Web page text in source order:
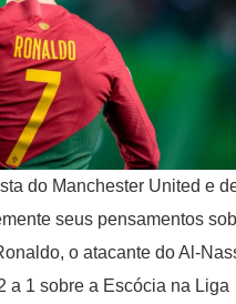
do Manchester United e
seus pensamentos
o atacante do Al-
a 1 sobre a Escócia na Liga